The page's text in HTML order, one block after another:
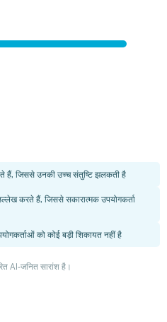
हैं, जिससे उनकी उच्च संतुष्टि झलकती है
करते हैं, जिससे सकारात्मक उपयोगकर्ता
को कोई बड़ी शिकायत नहीं है
AI-जनित सारांश है।